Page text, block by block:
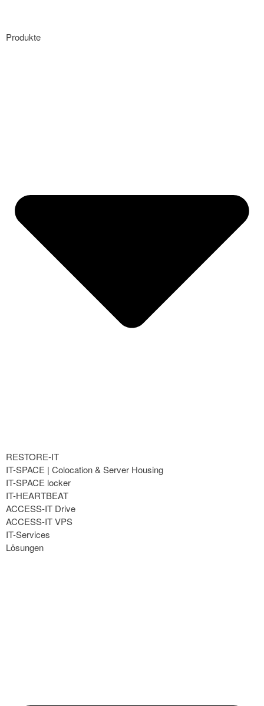
ZPS Wartungsarbeiten am
09.06.2026
Stromausfall – kein Problem für
Produkte
RESTORE-IT
IT-SPACE | Colocation & Server Housing
IT-SPACE locker
IT-HEARTBEAT
ACCESS-IT Drive
ACCESS-IT VPS
IT-Services
Lösungen